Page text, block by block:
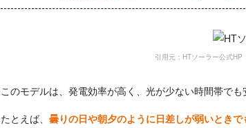
引用元：HTソーラー公式
このモデルは、発電効率が高く、光が少ない時間帯でも
たとえば、 曇りの日や朝夕のように日差しが弱いとき